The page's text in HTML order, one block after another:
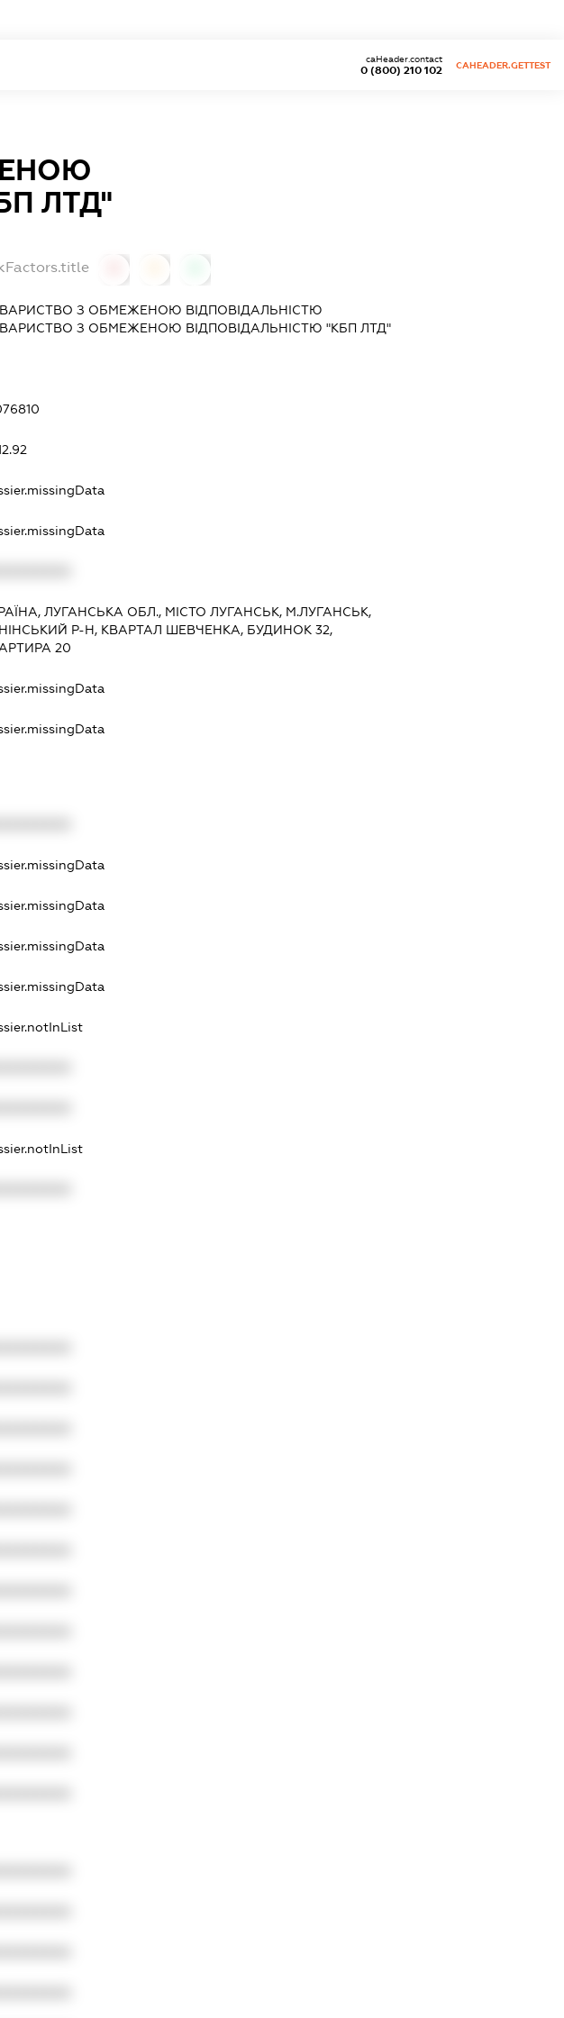
0 (800) 210 102
caHeader.contact
CAHEADER.GETTEST
ЛТД"
З ОБМЕЖЕНОЮ ВІДПОВІДАЛЬНІСТЮ
З ОБМЕЖЕНОЮ ВІДПОВІДАЛЬНІСТЮ "КБП ЛТД"
ЛУГАНСЬКА ОБЛ., МІСТО ЛУГАНСЬК, М.ЛУГАНСЬК,
Р-Н, КВАРТАЛ ШЕВЧЕНКА, БУДИНОК 32,
20